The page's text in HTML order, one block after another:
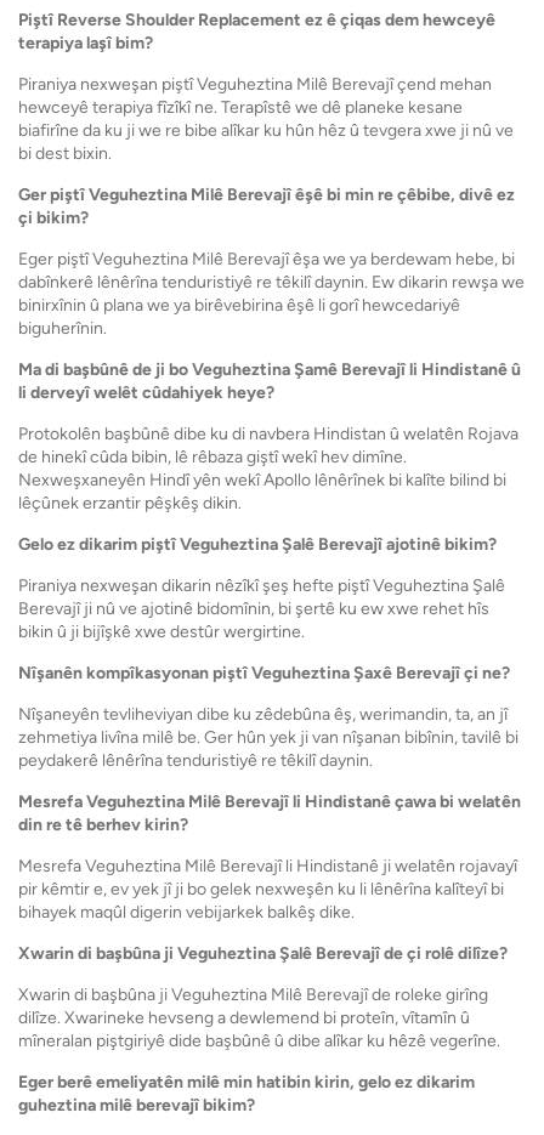
Piştî Reverse Shoulder Replacement ez ê çiqas dem hewceyê
terapiya laşî bim?
Piraniya nexweşan piştî Veguheztina Milê Berevajî çend mehan
hewceyê terapiya fîzîkî ne. Terapîstê we dê planeke kesane
biafirîne da ku ji we re bibe alîkar ku hûn hêz û tevgera xwe ji nû ve
bi dest bixin.
Ger piştî Veguheztina Milê Berevajî êşê bi min re çêbibe, divê ez
çi bikim?
Eger piştî Veguheztina Milê Berevajî êşa we ya berdewam hebe, bi
dabînkerê lênêrîna tenduristiyê re têkilî daynin. Ew dikarin rewşa we
binirxînin û plana we ya birêvebirina êşê li gorî hewcedariyê
biguherînin.
Ma di başbûnê de ji bo Veguheztina Şamê Berevajî li Hindistanê û
li derveyî welêt cûdahiyek heye?
Protokolên başbûnê dibe ku di navbera Hindistan û welatên Rojava
de hinekî cûda bibin, lê rêbaza giştî wekî hev dimîne.
Nexweşxaneyên Hindî yên wekî Apollo lênêrînek bi kalîte bilind bi
lêçûnek erzantir pêşkêş dikin.
Gelo ez dikarim piştî Veguheztina Şalê Berevajî ajotinê bikim?
Piraniya nexweşan dikarin nêzîkî şeş hefte piştî Veguheztina Şalê
Berevajî ji nû ve ajotinê bidomînin, bi şertê ku ew xwe rehet hîs
bikin û ji bijîşkê xwe destûr wergirtine.
Nîşanên kompîkasyonan piştî Veguheztina Şaxê Berevajî çi ne?
Nîşaneyên tevliheviyan dibe ku zêdebûna êş, werimandin, ta, an jî
zehmetiya livîna milê be. Ger hûn yek ji van nîşanan bibînin, tavilê bi
peydakerê lênêrîna tenduristiyê re têkilî daynin.
Mesrefa Veguheztina Milê Berevajî li Hindistanê çawa bi welatên
din re tê berhev kirin?
Mesrefa Veguheztina Milê Berevajî li Hindistanê ji welatên rojavayî
pir kêmtir e, ev yek jî ji bo gelek nexweşên ku li lênêrîna kalîteyî bi
bihayek maqûl digerin vebijarkek balkêş dike.
Xwarin di başbûna ji Veguheztina Şalê Berevajî de çi rolê dilîze?
Xwarin di başbûna ji Veguheztina Milê Berevajî de roleke girîng
dilîze. Xwarineke hevseng a dewlemend bi proteîn, vîtamîn û
mîneralan piştgiriyê dide başbûnê û dibe alîkar ku hêzê vegerîne.
Eger berê emeliyatên milê min hatibin kirin, gelo ez dikarim
guheztina milê berevajî bikim?